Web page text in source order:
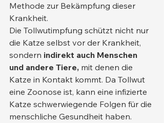
Methode zur Bekämpfung dieser
Krankheit.
Die Tollwutimpfung schützt nicht nur
die Katze selbst vor der Krankheit,
sondern indirekt auch Menschen
und andere Tiere, mit denen die
Katze in Kontakt kommt. Da Tollwut
eine Zoonose ist, kann eine infizierte
Katze schwerwiegende Folgen für die
menschliche Gesundheit haben.